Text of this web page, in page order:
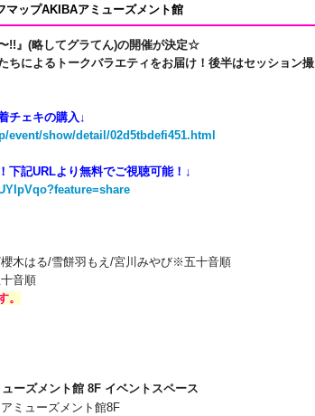
マップAKIBAアミューズメント館
!!』(略してグラてん)の開催が決定☆
ちによるトークバラエティをお届け！ 後半はセッション撮
チェキの購入↓
event/show/detail/02d5tbdefi451.html
記URLより無料でご視聴可能！↓
木はる/雪餅羽もえ/宮川みやび※五十音順
音順
。
ーズメント館 8F イベントスペース
ミューズメント館8F